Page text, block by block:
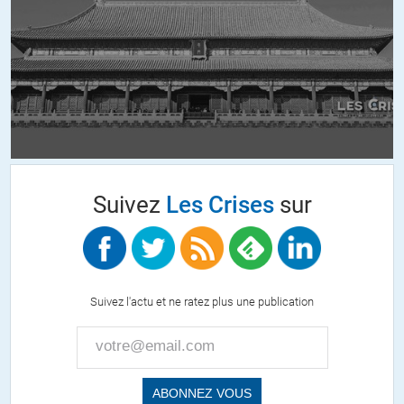
Quand on a compris ça, on sait déjà que « l’on marche » vers la
guerre…
Bon, on a déjà eu L’Ukraine, le Kosovo, la Syrie et la Libye « en même
temps ».
Dernièrement, l’UE a envoyé des soldats à la frontière Lithuanienne,
l’espagnole est assez insupportable. Sortie tout droit de « 1984 » ou
d’un cauchemar de K.Dick. pauvre de nous
Suivez Les Crisessur
Suivez l'actu et ne ratez plus une publication